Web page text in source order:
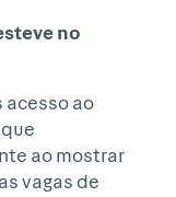
no
ao
que
ao mostrar
vagas de